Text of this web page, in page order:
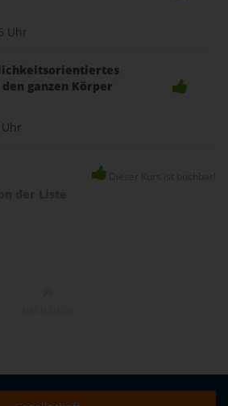
Uhr
ganzen Körper